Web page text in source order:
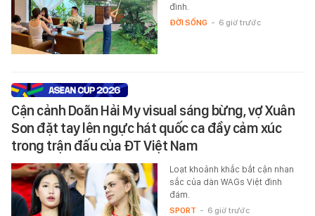
đình.
ĐỜI SỐNG - 6 giờ trước
Cận cảnh Doãn Hải My visual sáng bừng, vợ Xuân
Son đặt tay lên ngực hát quốc ca đầy cảm xúc
trong trận đấu của ĐT Việt Nam
Loạt khoảnh khắc bắt cận nhan
sắc của dàn WAGs Việt đình
đám.
SPORT - 6 giờ trước